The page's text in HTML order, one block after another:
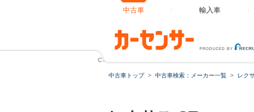
中古車 輸入車
CT 200h バージョンC 後期・ワンオーナー・フルセグナ
中古車トップ
中古車検索：メーカー一覧 レク